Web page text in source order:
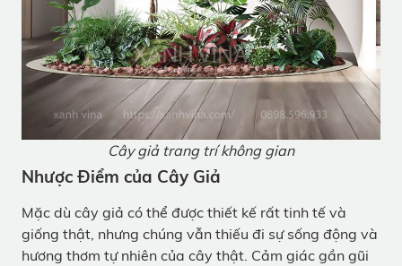
Cây giả trang trí không gian
Nhược Điểm của Cây Giả
Mặc dù cây giả có thể được thiết kế rất tinh tế và
giống thật, nhưng chúng vẫn thiếu đi sự sống động và
hương thơm tự nhiên của cây thật. Cảm giác gần gũi